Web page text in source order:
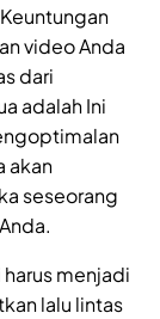
video Anda
dari
adalah Ini
akan
seseorang
menjadi
lalu lintas